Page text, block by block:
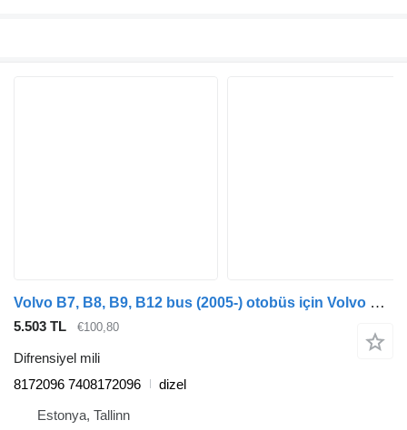
Volvo B7, B8, B9, B12 bus (2005-) otobüs için Volvo B7R (01.06-) 8172096 difrensiyel mili
5.503 TL €100,80
Difrensiyel mili
8172096 7408172096
dizel
Estonya, Tallinn